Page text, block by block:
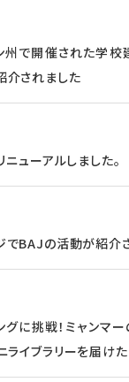
州で開催された学
されました
ューアルしました。
BAJの活動が紹介さ
グに挑戦！ミャンマ
ライブラリーを届けた